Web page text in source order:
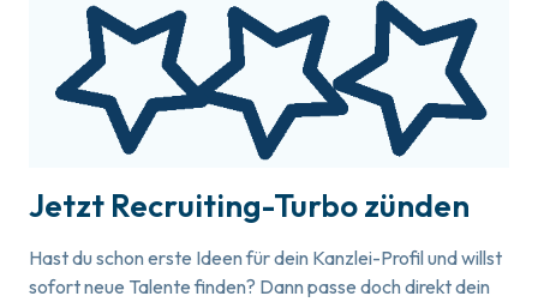
Jetzt Recruiting-Turbo zünden
Hast du schon erste Ideen für dein Kanzlei-Profil und willst
sofort neue Talente finden? Dann passe doch direkt dein